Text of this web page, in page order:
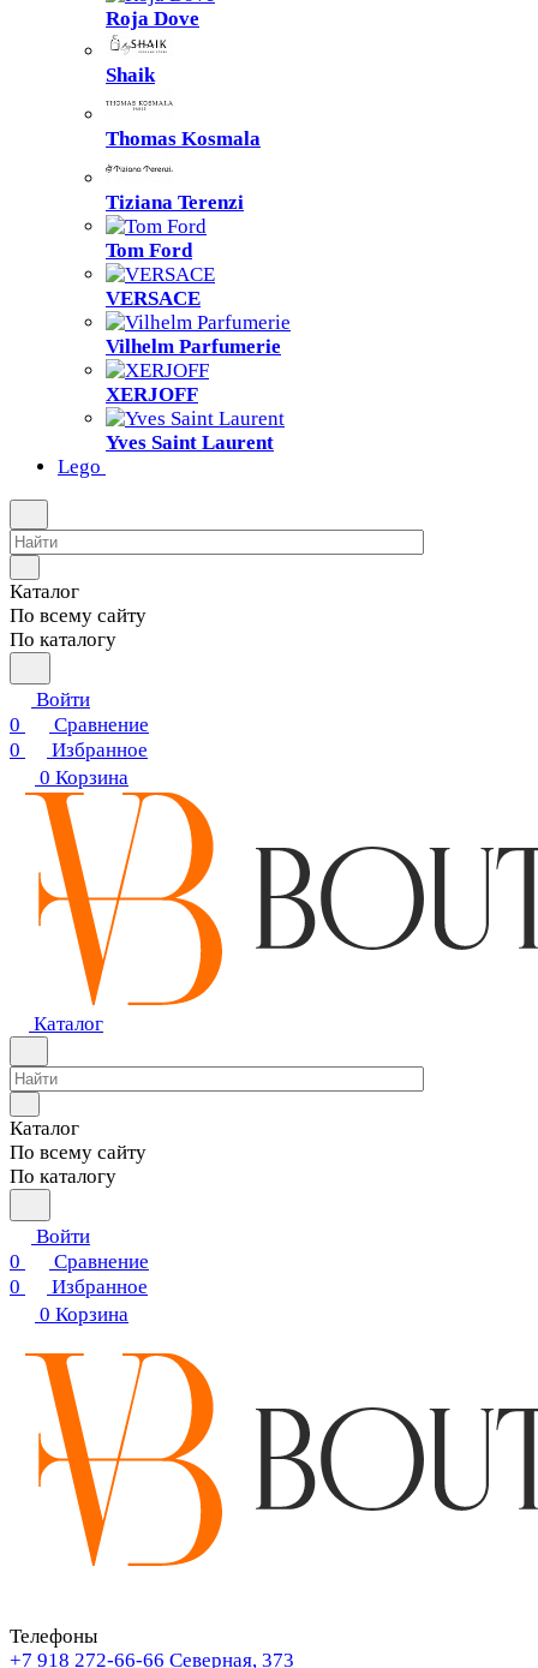
Roja Dove
Shaik
Thomas Kosmala
Tiziana Terenzi
Tom Ford
VERSACE
Vilhelm Parfumerie
XERJOFF
Yves Saint Laurent
Lego
Каталог
По всему сайту
По каталогу
Войти
0
Сравнение
0
Избранное
0 Корзина
Каталог
Каталог
По всему сайту
По каталогу
Войти
0
Сравнение
0
Избранное
0 Корзина
Телефоны
+7 918 272-66-66 Северная, 373